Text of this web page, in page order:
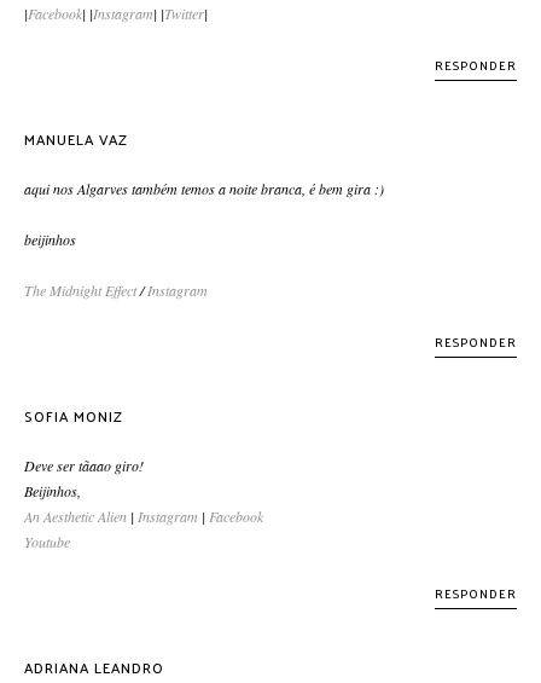
|Facebook| |Instagram| |Twitter|
RESPONDER
MANUELA VAZ
aqui nos Algarves também temos a noite branca, é bem gira :)
beijinhos
The Midnight Effect/Instagram
RESPONDER
SOFIA MONIZ
Deve ser tãaao giro!
Beijinhos,
An Aesthetic Alien | Instagram | Facebook
Youtube
RESPONDER
ADRIANA LEANDRO